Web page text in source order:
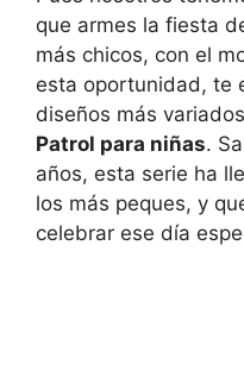
que armes la fiesta
más chicos, con el
esta oportunidad, te
diseños más
Patrol para niñas.
años, esta serie ha
los más peques, y
celebrar ese día